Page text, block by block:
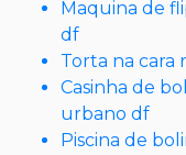
Maquina de
df
Torta na cara
Casinha de
urbano df
Piscina de